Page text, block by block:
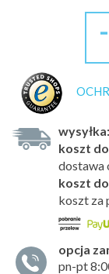
wysyłka:
koszt
dostawa
koszt
koszt za
opcja
pn-pt